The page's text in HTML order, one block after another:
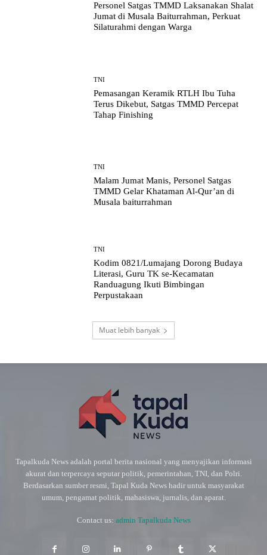
Personel Satgas TMMD Laksanakan Shalat
Jumat di Musala Baiturrahman, Perkuat
Silaturahmi dengan Warga
TNI
Pemasangan Keramik RTLH Ibu Tuha
Terus Dikebut, Satgas TMMD Percepat
Tahap Finishing
TNI
Malam Jumat Manis, Personel Satgas
TMMD Gelar Khataman Al-Qur’an di
Musala baiturrahman
TNI
Kodim 0821/Lumajang Dorong Budaya
Literasi, Guru TK se-Kecamatan
Randuagung Ikuti Bimbingan
Perpustakaan
Muat lebih banyak
Tapalkuda News adalah portal berita nasional yang menyajikan informasi
akurat dan terpercaya seputar politik, pemerintahan, TNI, dan Polri.
Berdasarkan sumber resmi, Tapal Kuda News hadir untuk masyarakat
umum, pengamat politik, mahasiswa, jurnalis, dan aparat.
Contact us: admin Tapalkuda News